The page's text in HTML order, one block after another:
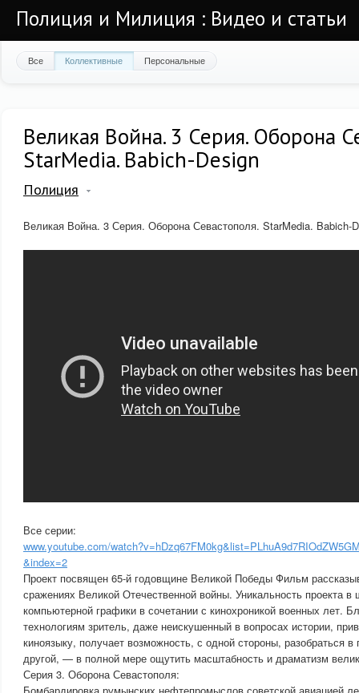
Полиция и Милиция : Видео и статьи
Все Коллективные Персональные
Великая Война. 3 Серия. Оборона
StarMedia. Babich-Design
Полиция
Великая Война. 3 Серия. Оборона Севастополя. StarMedia. Babich-
Все серии:
www.youtube.com/
&index=2
Проект посвящен 65-й годовщине Великой Победы Фильм
сражениях Великой Отечественной войны. Уникальность проекта в
компьютерной графики в сочетании с кинохроникой военных лет.
технологиям зритель, даже неискушенный в вопросах истории,
киноязыку, получает возможность, с одной стороны, разобраться
другой, — в полной мере ощутить масштабность и драматизм
Серия 3. Оборона Севастополя: